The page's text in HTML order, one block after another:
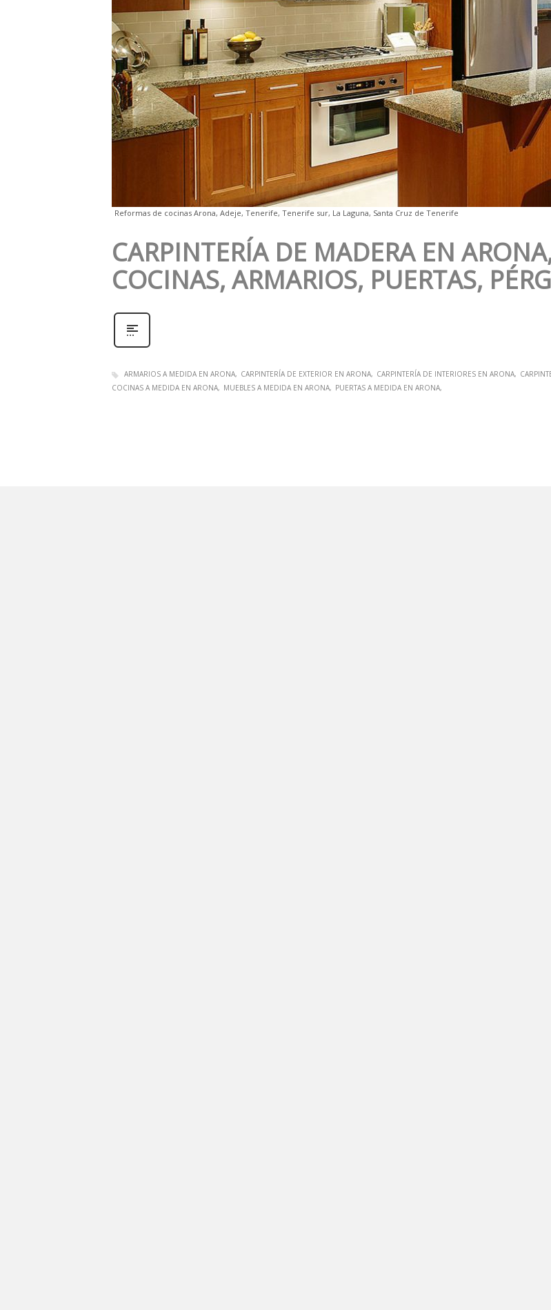
Reformas de cocinas Arona, Adeje, Tenerife, Tenerife sur, La Laguna, Santa Cruz de Tenerife
CARPINTERÍA DE MADERA EN
COCINAS, ARMARIOS, PUERTAS,
ARMARIOS A MEDIDA EN ARONA CARPINTERÍA DE EXTERIOR EN ARONA CARPINTERÍA DE INTERIORES EN ARONA
COCINAS A MEDIDA EN ARONA
MUEBLES A MEDIDA EN ARONA PUERTAS A MEDIDA EN ARONA